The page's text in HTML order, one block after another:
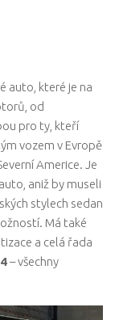
auto, které je na
od
pro ty, kteří
vozem v Evropě
Americe. Je
aniž by museli
stylech sedan
Má také
a celá řada
– všechny